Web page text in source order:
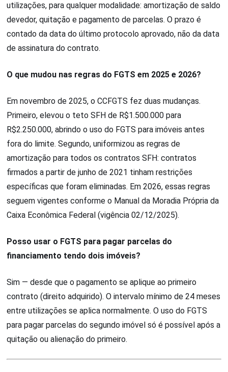
utilizações, para qualquer modalidade: amortização de saldo
devedor, quitação e pagamento de parcelas. O prazo é
contado da data do último protocolo aprovado, não da data
de assinatura do contrato.
O que mudou nas regras do FGTS em 2025 e 2026?
Em novembro de 2025, o CCFGTS fez duas mudanças.
Primeiro, elevou o teto SFH de R$1.500.000 para
R$2.250.000, abrindo o uso do FGTS para imóveis antes
fora do limite. Segundo, uniformizou as regras de
amortização para todos os contratos SFH: contratos
firmados a partir de junho de 2021 tinham restrições
específicas que foram eliminadas. Em 2026, essas regras
seguem vigentes conforme o Manual da Moradia Própria da
Caixa Econômica Federal (vigência 02/12/2025).
Posso usar o FGTS para pagar parcelas do
financiamento tendo dois imóveis?
Sim — desde que o pagamento se aplique ao primeiro
contrato (direito adquirido). O intervalo mínimo de 24 meses
entre utilizações se aplica normalmente. O uso do FGTS
para pagar parcelas do segundo imóvel só é possível após a
quitação ou alienação do primeiro.